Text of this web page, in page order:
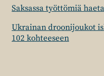
Saksassa työttömiä
Ukrainan droonijoukot
102 kohteeseen